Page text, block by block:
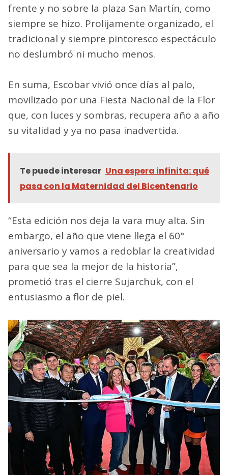
frente y no sobre la plaza San Martín, como
siempre se hizo. Prolijamente organizado, el
tradicional y siempre pintoresco espectáculo
no deslumbró ni mucho menos.
En suma, Escobar vivió once días al palo,
movilizado por una Fiesta Nacional de la Flor
que, con luces y sombras, recupera año a año
su vitalidad y ya no pasa inadvertida.
Te puede interesar Una espera infinita: qué
pasa con la Maternidad del Bicentenario
“Esta edición nos deja la vara muy alta. Sin
embargo, el año que viene llega el 60°
aniversario y vamos a redoblar la creatividad
para que sea la mejor de la historia”,
prometió tras el cierre Sujarchuk, con el
entusiasmo a flor de piel.